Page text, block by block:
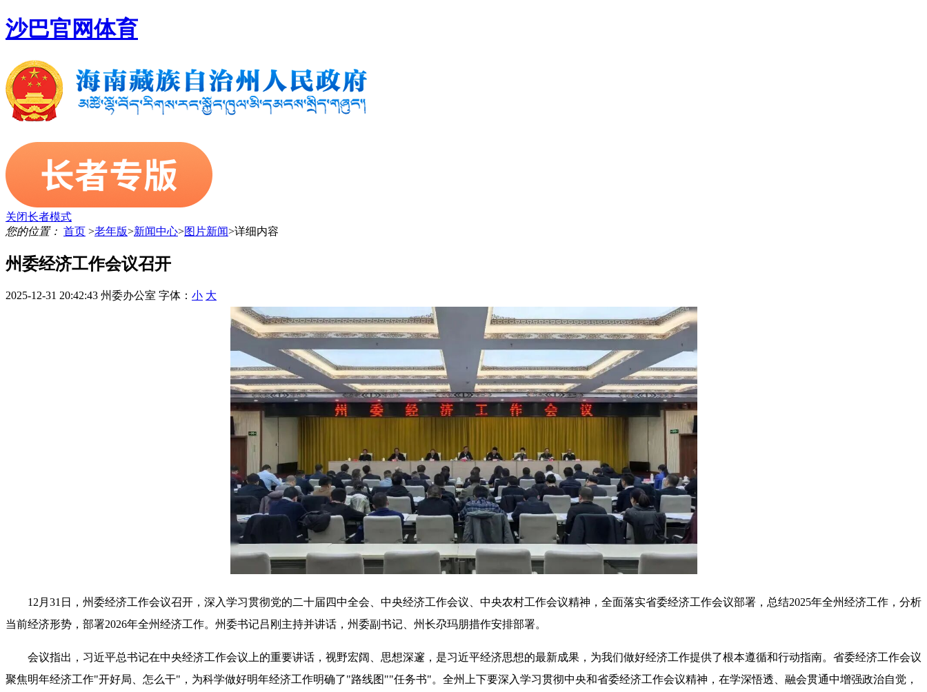
沙巴官网体育
关闭长者模式
您的位置： 首页 >老年版>新闻中心>图片新闻>详细内容
州委经济工作会议召开
2025-12-31 20:42:43 州委办公室 字体： 小 大
12 月 31 日，州委经济工作会议召开，深入学习贯彻党的二十届四中全会 中央经济工作会议、中央农村工作会议精神，全面落实省委经济工作会议部署，总结2025年全州经济工作，分析
当前经济形势，部署2026年全州经济工作。州委书记吕刚主持并讲话，州委副书记、州长尕玛朋措作安排部署。
会议指出， 习近平总书记在中央经济工作会议上的重要讲话，视野宏阔、思想深邃，是习近平经济思想的最新成果，为我们做好经济工作提供了根本遵循和行动指南。省委经济工作会议
聚焦明年经济工作"开好局、怎么干" ，为科学做好明年经济工作明确了"路线图""任务书"。全州上下要深入学习贯彻中央和省委经济工作会议精神，在学深悟透、融会贯通中增强政治自觉，